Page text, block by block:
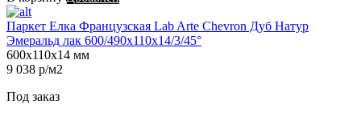
Паркет Елка Французская Lab Arte Chevron Дуб Натур
Эмеральд лак 600/490х110х14/3/45°
600х110х14 мм
9 038 р/м2
Под заказ